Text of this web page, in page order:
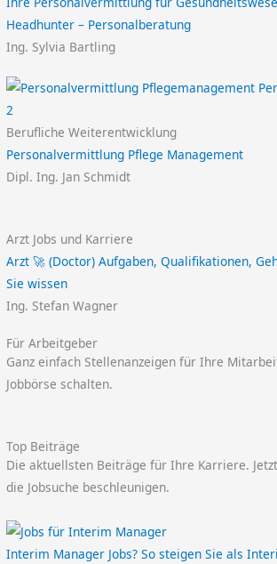
Headhunter – Personalberatung
Ing. Sylvia Bartling
Berufliche Weiterentwicklung
Personalvermittlung Pflege Management
Dipl. Ing. Jan Schmidt
Arzt Jobs und Karriere
Arzt 🚀 (Doctor) Aufgaben, Qualifikationen,
Sie wissen
Ing. Stefan Wagner
Für Arbeitgeber
Ganz einfach Stellenanzeigen für Ihre
Jobbörse schalten.
Top Beiträge
Die aktuellsten Beiträge für Ihre Karriere.
die Jobsuche beschleunigen.
Interim Manager Jobs? So steigen Sie als